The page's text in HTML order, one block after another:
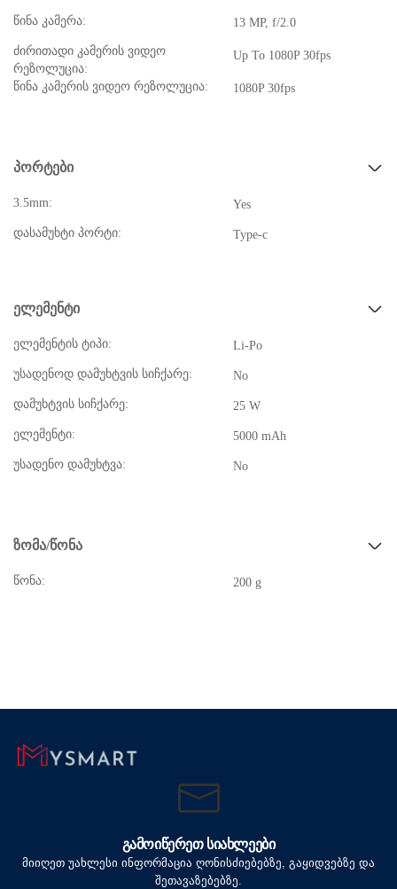
წინა კამერა: 13 MP, f/2.0
ძირითადი კამერის ვიდეო
რეზოლუცია:
Up To 1080P 30fps
წინა კამერის ვიდეო რეზოლუცია: 1080P 30fps
პორტები
3.5mm: Yes
დასამუხტი პორტი: Type-c
ელემენტი
ელემენტის ტიპი: Li-Po
უსადენოდ დამუხტვის სიჩქარე: No
დამუხტვის სიჩქარე: 25 W
ელემენტი: 5000 mAh
უსადენო დამუხტვა: No
ზომა/წონა
წონა: 200 g
ᲒᲐᲛᲝᲘᲬᲔᲠᲔᲗ ᲡᲘᲐᲮᲚᲔᲔᲑᲘ
მიიღეთ უახლესი ინფორმაცია ღონისძიებებზე, გაყიდვებზე და
შეთავაზებებზე.